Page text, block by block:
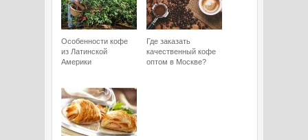
Особенности кофе
из Латинской
Америки
Где заказать
качественный кофе
оптом в Москве?